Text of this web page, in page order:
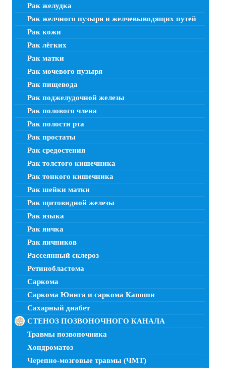
Рак желудка
Рак желчного пузыря и желчевыводящих путей
Рак кожи
Рак лёгких
Рак матки
Рак мочевого пузыря
Рак пищевода
Рак поджелудочной железы
Рак полового члена
Рак полости рта
Рак простаты
Рак средостения
Рак толстого кишечника
Рак тонкого кишечника
Рак шейки матки
Рак щитовидной железы
Рак языка
Рак яичка
Рак яичников
Рассеянный склероз
Ретинобластома
Саркома
Саркома Юинга и саркома Капоши
Сахарный диабет
СТЕНОЗ ПОЗВОНОЧНОГО КАНАЛА
Травмы позвоночника
Хондроматоз
Черепно-мозговые травмы (ЧМТ)